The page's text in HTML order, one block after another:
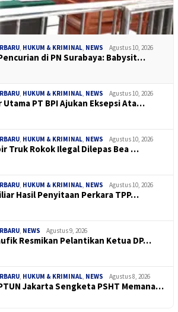
, HUKUM & KRIMINAL, NEWS Agustus 10, 2026
di PN Surabaya: Babysit…
, HUKUM & KRIMINAL, NEWS Agustus 10, 2026
PT BPI Ajukan Eksepsi Ata…
, HUKUM & KRIMINAL, NEWS Agustus 10, 2026
Truk Rokok Ilegal Dilepas Bea …
, HUKUM & KRIMINAL, NEWS Agustus 10, 2026
Hasil Penyitaan Perkara TPP…
, NEWS Agustus 9, 2026
Resmikan Pelantikan Ketua DP…
, HUKUM & KRIMINAL, NEWS Agustus 8, 2026
Jakarta Sengketa PSHT Memana…